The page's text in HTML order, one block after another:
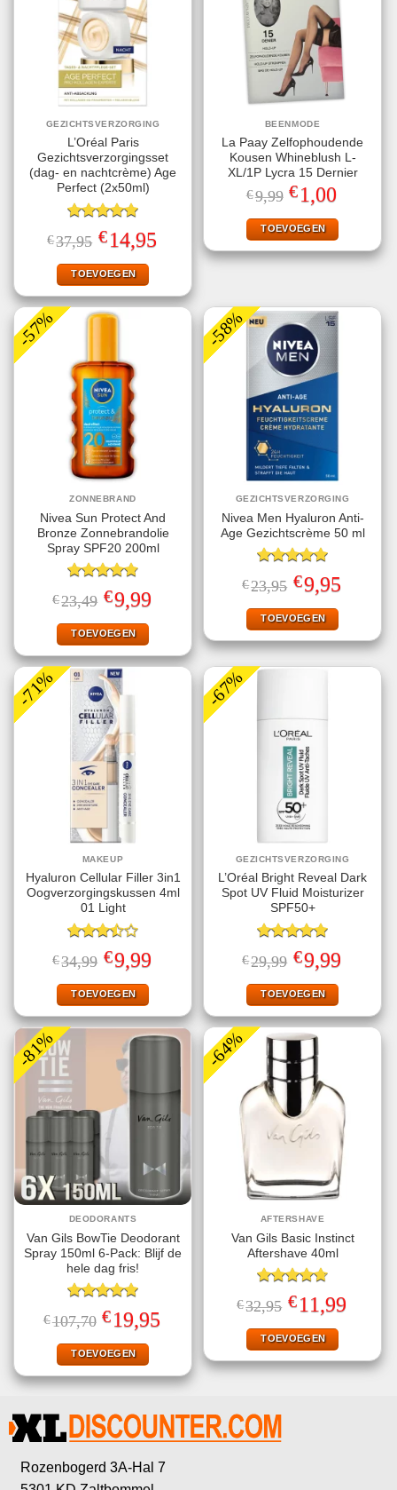
GEZICHTSVERZORGING
L’Oréal Paris
Gezichtsverzorgingsset
(dag- en nachtcrème) Age
Perfect (2x50ml)
Gewaardeerd
5.00uit 5
€37,95 Oorspronkelijke
prijs
was:
€37,95.
€14,95prijs
TOEVOEGEN
BEENMODE
La Paay Zelfophoudende
Kousen Whineblush L-
XL/1P Lycra 15 Dernier
€9,99 Oorspronkelijke
prijs
was:
€9,99.
€1,00
is:
€1,00.
TOEVOEGEN
-57%
ZONNEBRAND
Nivea Sun Protect And
Bronze Zonnebrandolie
Spray SPF20 200ml
Gewaardeerd
4.78uit 5
€23,49 Oorspronkelijke
prijs
was:
€23,49.
€9,99Huidige
prijs
TOEVOEGEN
-58%
GEZICHTSVERZORGING
Nivea Men Hyaluron Anti-
Age Gezichtscrème 50 ml
Gewaardeerd
5.00uit 5
€23,95 Oorspronkelijke
prijs
was:
€23,95.
€9,95prijs
TOEVOEGEN
-71%
MAKEUP
Hyaluron Cellular Filler 3in1
Oogverzorgingskussen 4ml
01 Light
Gewaardeerd
3.50uit
€34,99 Oorspronkelijke
prijs
was:
€34,99.
€9,99Huidige
prijs
TOEVOEGEN
-67%
GEZICHTSVERZORGING
L’Oréal Bright Reveal Dark
Spot UV Fluid Moisturizer
SPF50+
Gewaardeerd
5.00uit 5
€29,99 Oorspronkelijke
prijs
was:
€29,99.
€9,99Huidige
prijs
TOEVOEGEN
-81%
DEODORANTS
Van Gils BowTie Deodorant
Spray 150ml 6-Pack: Blijf de
hele dag fris!
Gewaardeerd
5.00uit 5
€107,70 Oorspronkelijke
prijs
was:
€107,70.
€19,95
TOEVOEGEN
-64%
AFTERSHAVE
Van Gils Basic Instinct
Aftershave 40ml
Gewaardeerd
4.71uit 5
€32,95 Oorspronkelijke
prijs
was:
€32,95.
€11,99Huidige
prijs
TOEVOEGEN
Rozenbogerd 3A-Hal 7